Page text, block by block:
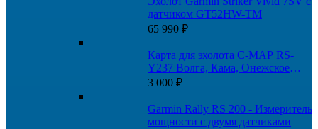
датчиком GT52HW-TM
65 990 ₽
Карта для эхолота C-MAP RS-
Y237 Волга, Кама, Онежское
озеро, и каналы
3 000 ₽
Garmin Rally RS 200 - Измеритель
мощности с двумя датчиками